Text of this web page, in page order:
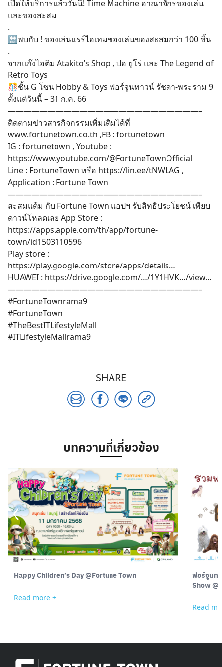
เปิดให้บริการแล้ววันนี้! Time Machine อาณาจักรของเล่น
และของสะสม
.
🔛พบกับ ! ของเล่นแรร์ไอเทมของเล่นของสะสมกว่า 100 ชิ้น
.
จากแก๊งไอติม Atakito’s Shop , ปอ ยูโร่ และ The Legend of
Retro Toys
🎊ชั้น G โซน Hobby & Toys ฟอร์จูนทาวน์ รัชดา-พระราม 9
ตั้งแต่วันนี้ – 31 ก.ค. 66
————————————————————————–
ติดตามข่าวสารกิจกรรมเพิ่มเติมได้ที่
www.fortunetown.co.th ,FB : fortunetown
IG : fortunetown , Youtube :
https://www.youtube.com/@FortuneTownOfficial
Line : FortuneTown หรือ https://lin.ee/tNWLAG ,
Application : Fortune Town
————————————————————————–
สะสมแต้ม กับ Fortune Town แอปฯ รับสิทธิประโยชน์ เพียบ
ดาวน์โหลดเลย App Store :
https://apps.apple.com/th/app/fortune-
town/id1503110596
Play store :
https://play.google.com/store/apps/details…
HUAWEI : https://drive.google.com/…/1Y1HVK…/view…
————————————————————————–
#FortuneTownrama9
#FortuneTown
#TheBestITLifestyleMall
#ITLifestyleMallrama9
SHARE
บทความที่เกี่ยวข้อง
Happy Children’s Day @Fortune Town
Read more +
ฟอร์จูนทาวน์
Show @
Read